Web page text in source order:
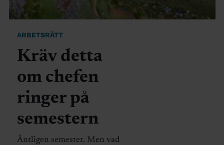
ARBETSRÄTT
Kräv detta
om chefen
ringer på
semestern
Äntligen semester. Men vad